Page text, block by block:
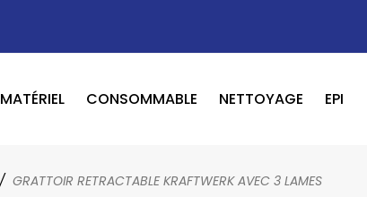
MATÉRIEL CONSOMMABLE NETTOYAGE EPI
GRATTOIR RETRACTABLE KRAFTWERK AVEC 3 LAMES